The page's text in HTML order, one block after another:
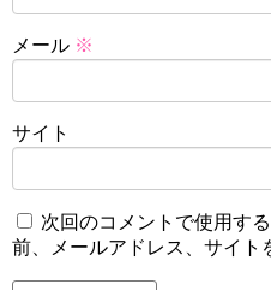
メール ※
サイト
次回のコメントで使用す
前、メールアドレス、サイト